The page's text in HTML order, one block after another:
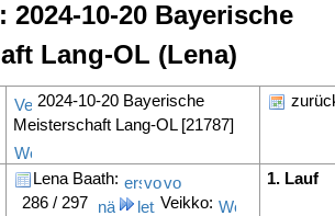
2024-10-20 Bayerische
Lang-OL (Lena)
2024-10-20 Bayerische
Meisterschaft Lang-OL [21787]
Lena Baath:
286 / 297
Veikko:
1. Lauf